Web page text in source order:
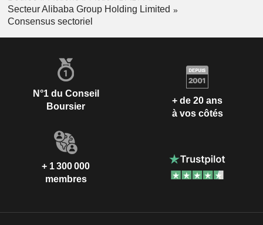
Secteur Alibaba Group Holding Limited
Consensus sectoriel
N°1 du Conseil
Boursier
+ de 20 ans
à vos côtés
+ 1 300 000
membres